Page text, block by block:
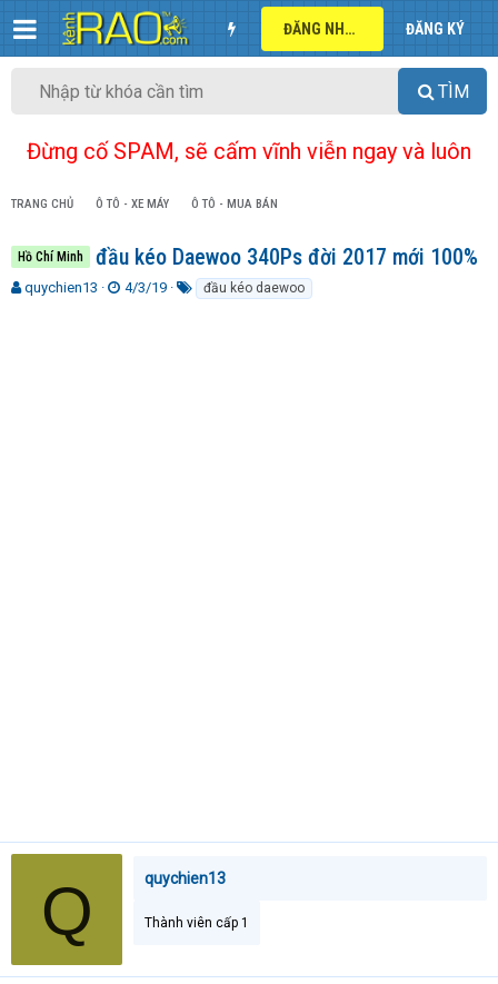
ĐĂNG NHẬP ĐĂNG KÝ
TÌM
Đừng cố SPAM, sẽ cấm vĩnh viễn ngay và luôn
TRANG CHỦ Ô TÔ - XE MÁY Ô TÔ - MUA BÁN
Hồ Chí Minh đầu kéo Daewoo 340Ps đời 2017 mới 100%
T
quychien13
N
4/3/19 đầu kéo daewoo
Q quychien13
Thành viên cấp 1